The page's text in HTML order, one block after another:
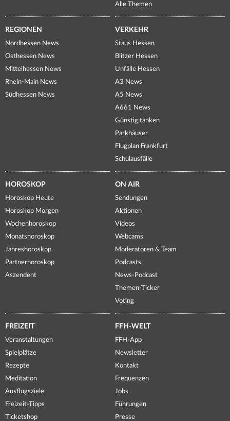
Alle Themen
REGIONEN
Nordhessen News
Osthessen News
Mittelhessen News
Rhein-Main News
Südhessen News
VERKEHR
Staus Hessen
Blitzer Hessen
Unfälle Hessen
A3 News
A5 News
A661 News
Günstig tanken
Parkhäuser
Flugplan Frankfurt
Schulausfälle
HOROSKOP
Horoskop Heute
Horoskop Morgen
Wochenhoroskop
Monatshoroskop
Jahreshoroskop
Partnerhoroskop
Aszendent
ON AIR
Sendungen
Aktionen
Videos
Webcams
Moderatoren & Team
Podcasts
News-Podcast
Themen-Ticker
Voting
FREIZEIT
Veranstaltungen
Spielplätze
Rezepte
Meditation
Ausflugsziele
Freizeit-Tipps
Ticketshop
FFH-WELT
FFH-App
Newsletter
Kontakt
Frequenzen
Jobs
Führungen
Presse